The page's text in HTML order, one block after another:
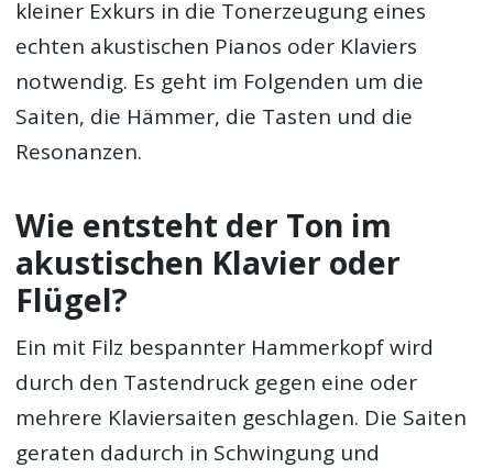
kleiner Exkurs in die Tonerzeugung eines
echten akustischen Pianos oder Klaviers
notwendig. Es geht im Folgenden um die
Saiten, die Hämmer, die Tasten und die
Resonanzen.
Wie entsteht der Ton im
akustischen Klavier oder
Flügel?
Ein mit Filz bespannter Hammerkopf wird
durch den Tastendruck gegen eine oder
mehrere Klaviersaiten geschlagen. Die Saiten
geraten dadurch in Schwingung und